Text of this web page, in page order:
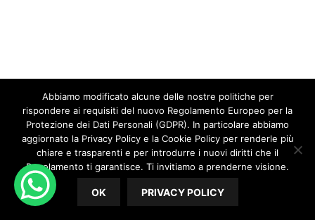
Tutti I Vantaggi Delle Mappe Mentali Per
Una Wedding Planner
04/27/2021 ByRoberta Torresan In WEDDING PLANNER
Tutti i vantaggi delle Mappe Mentali per una Wedding
Planner. Le MAPPE MENTALI sono un efficace strumento di
Abbiamo modificato alcune delle nostre politiche per
rispondere ai requisiti del nuovo Regolamento Europeo per la
Protezione dei Dati Personali (GDPR). In particolare abbiamo
aggiornato la Privacy Policy e la Cookie Policy per renderle più
chiare e trasparenti e per introdurre i nuovi diritti che il
Regolamento ti garantisce. Ti invitiamo a prenderne visione.
OK PRIVACY POLICY